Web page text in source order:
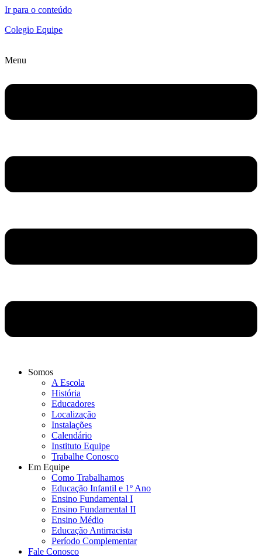
Ir para o conteúdo
Colegio Equipe
Menu
Somos
A Escola
História
Educadores
Localização
Instalações
Calendário
Instituto Equipe
Trabalhe Conosco
Em Equipe
Como Trabalhamos
Educação Infantil e 1º Ano
Ensino Fundamental I
Ensino Fundamental II
Ensino Médio
Educação Antirracista
Período Complementar
Fale Conosco